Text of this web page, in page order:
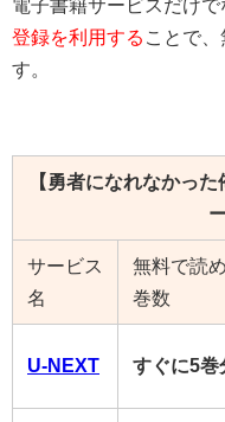
電子書籍サービスだけで
登録を利用する ことで
す。
【勇者になれなかっ
サービス
名
無料で読
巻数
U-NEXT すぐに5巻